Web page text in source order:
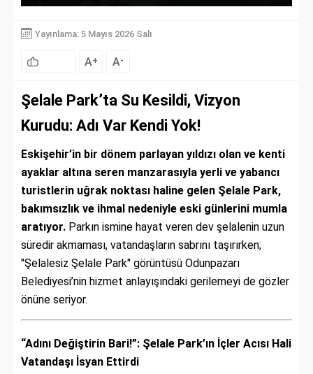
Yayınlama: 5 Mayıs 2026 Salı
A+ A-
Şelale Park’ta Su Kesildi, Vizyon
Kurudu: Adı Var Kendi Yok!
Eskişehir’in bir dönem parlayan yıldızı olan ve kenti
ayaklar altına seren manzarasıyla yerli ve yabancı
turistlerin uğrak noktası haline gelen Şelale Park,
bakımsızlık ve ihmal nedeniyle eski günlerini mumla
aratıyor. Parkın ismine hayat veren dev şelalenin uzun
süredir akmaması, vatandaşların sabrını taşırırken;
"Şelalesiz Şelale Park" görüntüsü Odunpazarı
Belediyesi’nin hizmet anlayışındaki gerilemeyi de gözler
önüne seriyor.
“Adını Değiştirin Bari!”: Şelale Park’ın İçler Acısı Hali
Vatandaşı İsyan Ettirdi